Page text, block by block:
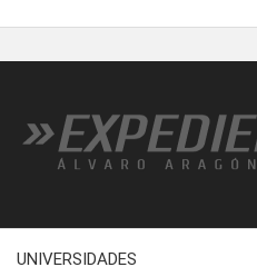
UNIVERSIDADES